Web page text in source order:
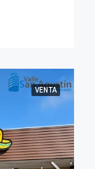
VENTA